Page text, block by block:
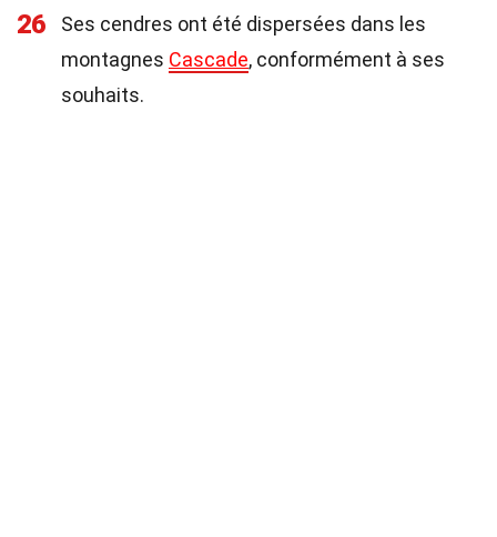
26
Ses cendres ont été dispersées dans les
montagnes Cascade, conformément à ses
souhaits.